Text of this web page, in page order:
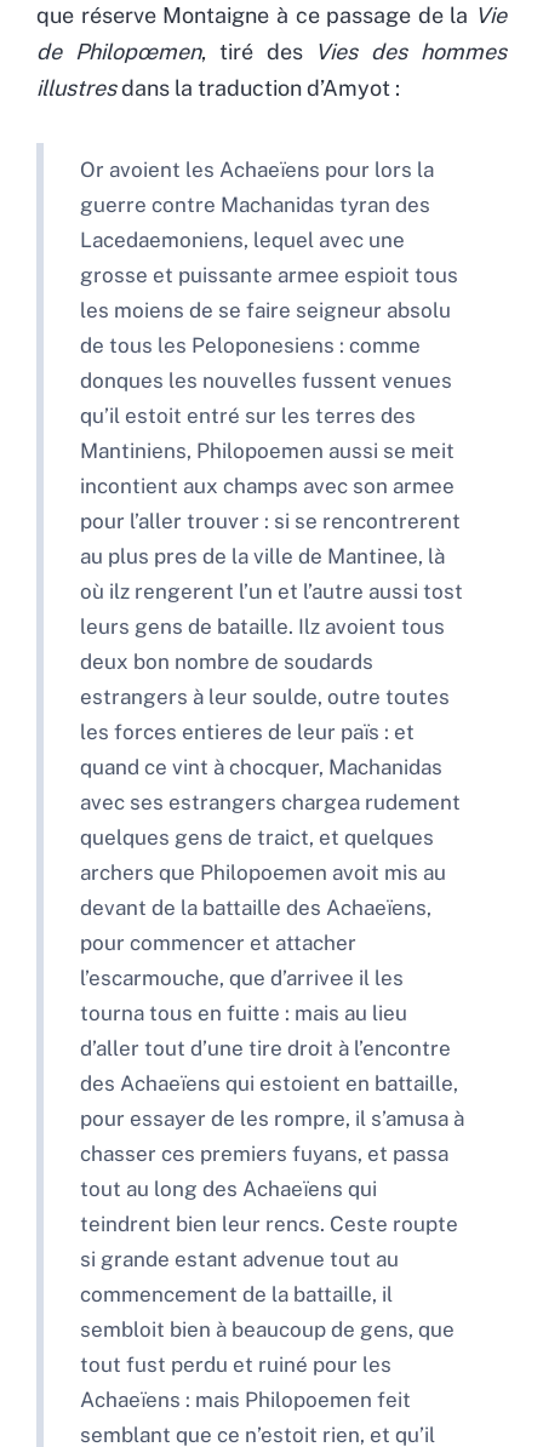
que réserve Montaigne à ce passage de la Vie
de Philopœmen, tiré des
Vies des hommes
illustresdans la traduction d’Amyot :
Or avoient les Achaeïens pour lors la
guerre contre Machanidas tyran des
Lacedaemoniens, lequel avec une
grosse et puissante armee espioit tous
les moiens de se faire seigneur absolu
de tous les Peloponesiens : comme
donques les nouvelles fussent venues
qu’il estoit entré sur les terres des
Mantiniens, Philopoemen aussi se meit
incontient aux champs avec son armee
pour l’aller trouver : si se rencontrerent
au plus pres de la ville de Mantinee, là
où ilz rengerent l’un et l’autre aussi tost
leurs gens de bataille. Ilz avoient tous
deux bon nombre de soudards
estrangers à leur soulde, outre toutes
les forces entieres de leur païs : et
quand ce vint à chocquer, Machanidas
avec ses estrangers chargea rudement
quelques gens de traict, et quelques
archers que Philopoemen avoit mis au
devant de la battaille des Achaeïens,
pour commencer et attacher
l’escarmouche, que d’arrivee il les
tourna tous en fuitte : mais au lieu
d’aller tout d’une tire droit à l’encontre
des Achaeïens qui estoient en battaille,
pour essayer de les rompre, il s’amusa à
chasser ces premiers fuyans, et passa
tout au long des Achaeïens qui
teindrent bien leur rencs. Ceste roupte
si grande estant advenue tout au
commencement de la battaille, il
sembloit bien à beaucoup de gens, que
tout fust perdu et ruiné pour les
Achaeïens : mais Philopoemen feit
semblant que ce n’estoit rien, et qu’il